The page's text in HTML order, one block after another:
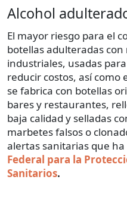
Alcohol
El mayor riesgo para el
botellas adulteradas
industriales, usadas
reducir costos, así como
se fabrica con botellas
bares y restaurantes,
baja calidad y selladas
marbetes falsos o
alertas sanitarias que
Federal para la
Sanitarios.